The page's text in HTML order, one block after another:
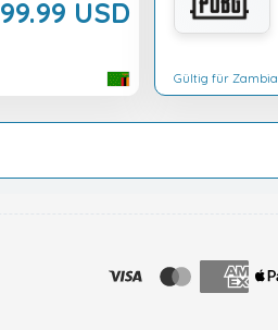
99.99 USD
Gültig für Zambia